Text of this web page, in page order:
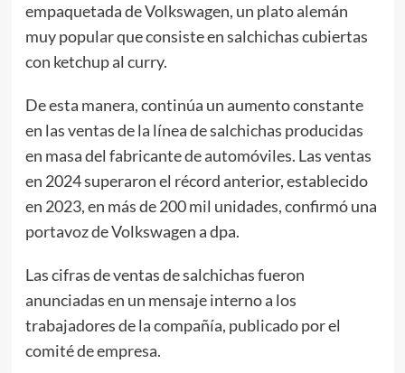
empaquetada de Volkswagen, un plato alemán
muy popular que consiste en salchichas cubiertas
con ketchup al curry.
De esta manera, continúa un aumento constante
en las ventas de la línea de salchichas producidas
en masa del fabricante de automóviles. Las ventas
en 2024 superaron el récord anterior, establecido
en 2023, en más de 200 mil unidades, confirmó una
portavoz de Volkswagen a dpa.
Las cifras de ventas de salchichas fueron
anunciadas en un mensaje interno a los
trabajadores de la compañía, publicado por el
comité de empresa.